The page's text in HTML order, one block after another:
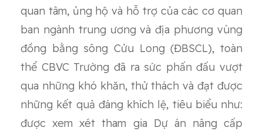
quan tâm, ủng hộ và hỗ trợ của các cơ quan
ban ngành trung ương và địa phương vùng
đồng bằng sông Cửu Long (ĐBSCL), toàn
thể CBVC Trường đã ra sức phấn đấu vượt
qua những khó khăn, thử thách và đạt được
những kết quả đáng khích lệ, tiêu biểu như:
được xem xét tham gia Dự án nâng cấp